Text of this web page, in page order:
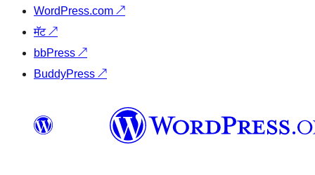
WordPress.com ↗
मॅट↗
bbPress ↗
BuddyPress ↗